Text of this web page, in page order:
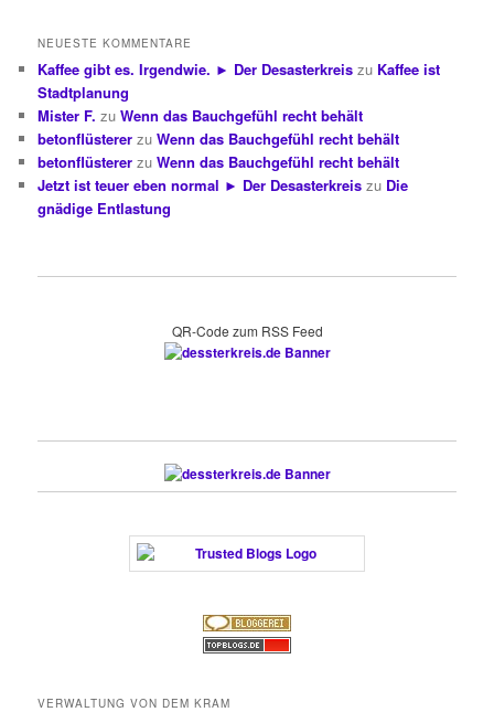
NEUESTE KOMMENTARE
Kaffee gibt es. Irgendwie. ► Der Desasterkreis zu Kaffee ist
Stadtplanung
Mister F. zuWenn das Bauchgefühl recht behält
betonflüsterer zuWenn das Bauchgefühl recht behält
betonflüsterer zuWenn das Bauchgefühl recht behält
Jetzt ist teuer eben normal ► Der Desasterkreis zu Die
gnädige Entlastung
QR-Code zum RSS Feed
VERWALTUNG VON DEM KRAM